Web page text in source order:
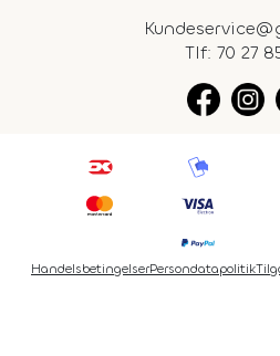
Tlf: 70 27
HandelsbetingelserPersondatapolitik